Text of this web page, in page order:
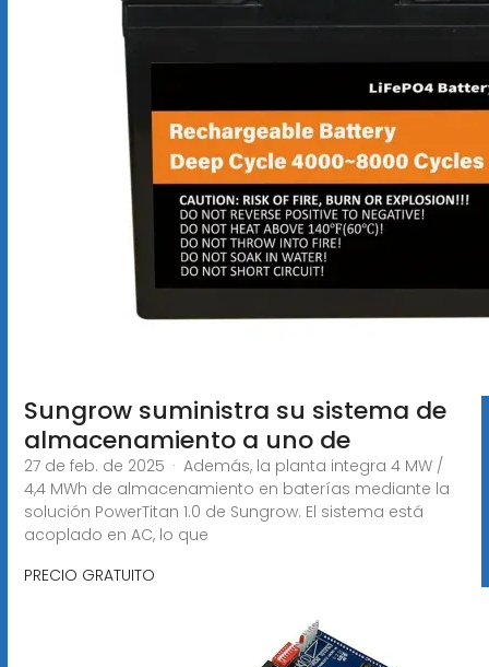
Sungrow suministra su sistema de
almacenamiento a uno de
27 de feb. de 2025 · Además, la planta integra 4 MW /
4,4 MWh de almacenamiento en baterías mediante la
solución PowerTitan 1.0 de Sungrow. El sistema está
acoplado en AC, lo que
PRECIO GRATUITO